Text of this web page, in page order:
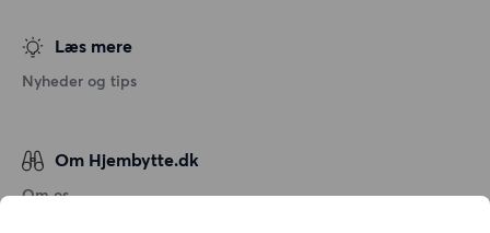
Læs mere
Nyheder og tips
Om Hjembytte.dk
Om os